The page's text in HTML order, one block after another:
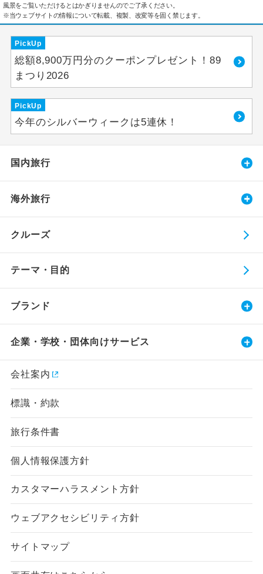
風景をご覧いただけるとはかぎりませんのでご了承ください。
※当ウェブサイトの情報について転載、複製、改変等を固く禁じます。
PickUp
総額8,900万円分のクーポンプレゼント！89
まつり2026
PickUp
今年のシルバーウィークは5連休！
国内旅行
海外旅行
クルーズ
テーマ・目的
ブランド
企業・学校・団体向けサービス
会社案内
標識・約款
旅行条件書
個人情報保護方針
カスタマーハラスメント方針
ウェブアクセシビリティ方針
サイトマップ